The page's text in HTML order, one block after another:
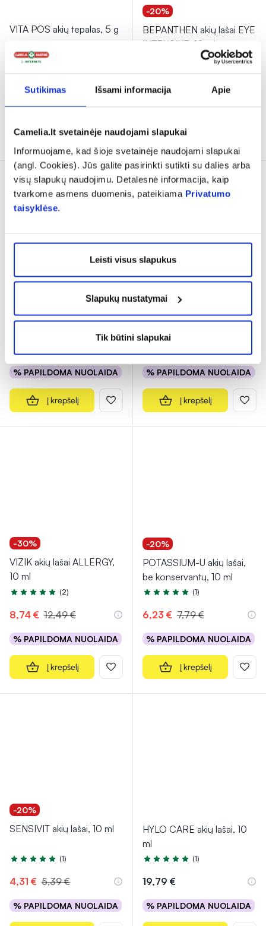
Sutikimas Išsami informacija Apie
Camelia.lt svetainėje naudojami slapukai
Informuojame, kad šioje svetainėje naudojami slapukai
(angl. Cookies). Jūs galite pasirinkti sutikti su dalies arba
visų slapukų naudojimu. Detalesnė informacija, kaip
tvarkome asmens duomenis, pateikiama Privatumo
taisyklėse.
Leisti visus slapukus
Slapukų nustatymai
Tik būtini slapukai
VITA POS akių tepalas, 5 g
Įvertinimas 5.0 iš 5
% PAPILDOMA NUOLAIDA
Į krepšelį
-20%
BEPANTHEN akių lašai EYE
INTENSIVE, 10 ml
Įvertinimas 5.0 iš 5
(5)
Į krepšelį
ARTELAC akių lašai
% PAPILDOMA NUOLAIDA
Į krepšelį
RENU skystis kontaktiniams
lęšiams MULTIPLUS, 60 ml
% PAPILDOMA NUOLAIDA
Į krepšelį
-30%
VIZIK akių lašai ALLERGY,
10 ml
Įvertinimas 5.0 iš 5
(2)
8,74 € 12,49 €
% PAPILDOMA NUOLAIDA
Į krepšelį
-20%
POTASSIUM-U akių lašai,
be konservantų, 10 ml
Įvertinimas 5.0 iš 5
(1)
6,23 € 7,79 €
% PAPILDOMA NUOLAIDA
Į krepšelį
-20%
SENSIVIT akių lašai, 10 ml
Įvertinimas 5.0 iš 5
(1)
4,31 € 5,39 €
% PAPILDOMA NUOLAIDA
HYLO CARE akių lašai, 10
ml
Įvertinimas 5.0 iš 5
(1)
19,79 €
% PAPILDOMA NUOLAIDA